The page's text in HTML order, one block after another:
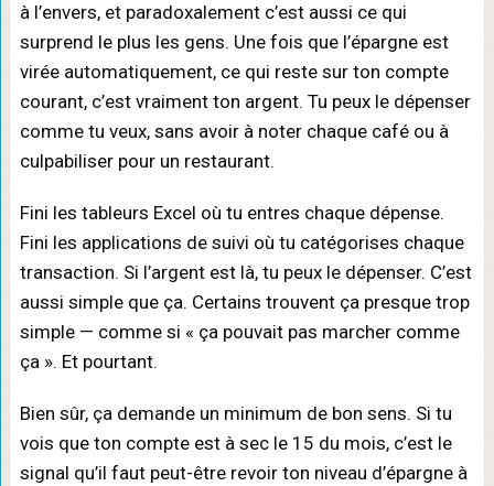
à l’envers, et paradoxalement c’est aussi ce qui
surprend le plus les gens. Une fois que l’épargne est
virée automatiquement, ce qui reste sur ton compte
courant, c’est vraiment ton argent. Tu peux le dépenser
comme tu veux, sans avoir à noter chaque café ou à
culpabiliser pour un restaurant.
Fini les tableurs Excel où tu entres chaque dépense.
Fini les applications de suivi où tu catégorises chaque
transaction. Si l’argent est là, tu peux le dépenser. C’est
aussi simple que ça. Certains trouvent ça presque trop
simple — comme si « ça pouvait pas marcher comme
ça ». Et pourtant.
Bien sûr, ça demande un minimum de bon sens. Si tu
vois que ton compte est à sec le 15 du mois, c’est le
signal qu’il faut peut-être revoir ton niveau d’épargne à